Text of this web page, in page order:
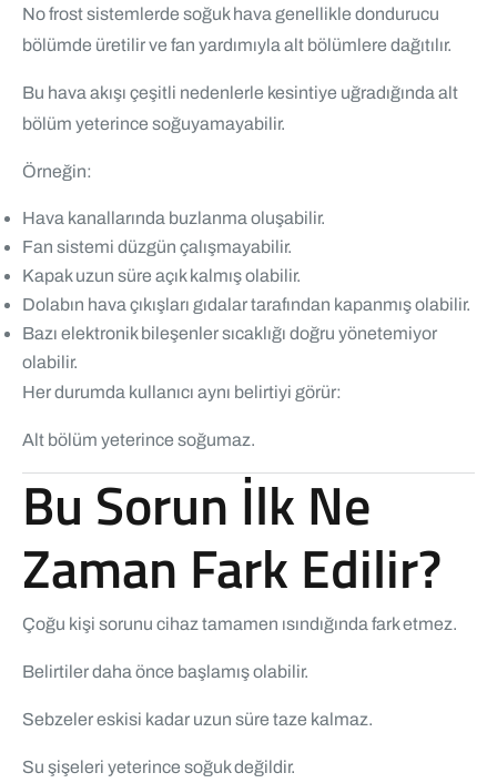
No frost sistemlerde soğuk hava genellikle dondurucu
bölümde üretilir ve fan yardımıyla alt bölümlere dağıtılır.
Bu hava akışı çeşitli nedenlerle kesintiye uğradığında alt
bölüm yeterince soğuyamayabilir.
Örneğin:
Hava kanallarında buzlanma oluşabilir.
Fan sistemi düzgün çalışmayabilir.
Kapak uzun süre açık kalmış olabilir.
Dolabın hava çıkışları gıdalar tarafından kapanmış olabilir.
Bazı elektronik bileşenler sıcaklığı doğru yönetemiyor
olabilir.
Her durumda kullanıcı aynı belirtiyi görür:
Alt bölüm yeterince soğumaz.
Bu Sorun İlk Ne
Zaman Fark Edilir?
Çoğu kişi sorunu cihaz tamamen ısındığında fark etmez.
Belirtiler daha önce başlamış olabilir.
Sebzeler eskisi kadar uzun süre taze kalmaz.
Su şişeleri yeterince soğuk değildir.